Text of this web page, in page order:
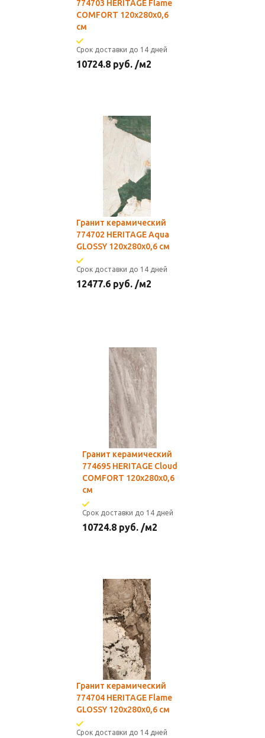
774703 HERITAGE Flame
COMFORT 120x280x0,6
см
Срок доставки до 14 дней
10724.8 руб. /м2
Гранит керамический
774702 HERITAGE Aqua
GLOSSY 120x280x0,6 см
Срок доставки до 14 дней
12477.6 руб. /м2
Гранит керамический
774695 HERITAGE Cloud
COMFORT 120x280x0,6
см
Срок доставки до 14 дней
10724.8 руб. /м2
Гранит керамический
774704 HERITAGE Flame
GLOSSY 120x280x0,6 см
Срок доставки до 14 дней